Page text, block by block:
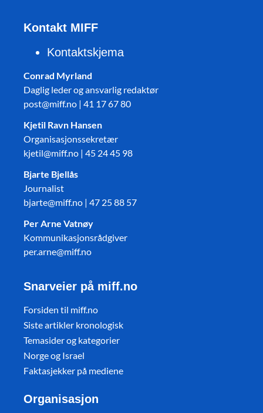
Kontakt MIFF
Kontaktskjema
Conrad Myrland
Daglig leder og ansvarlig redaktør
post@miff.no | 41 17 67 80
Kjetil Ravn Hansen
Organisasjonssekretær
kjetil@miff.no | 45 24 45 98
Bjarte Bjellås
Journalist
bjarte@miff.no | 47 25 88 57
Per Arne Vatnøy
Kommunikasjonsrådgiver
per.arne@miff.no
Snarveier på miff.no
Forsiden til miff.no
Siste artikler kronologisk
Temasider og kategorier
Norge og Israel
Faktasjekker på mediene
Organisasjon